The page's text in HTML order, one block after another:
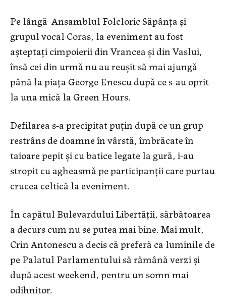
Pe lângă Ansamblul Folcloric Săpânţa şi
grupul vocal Coras, la eveniment au fost
aşteptaţi cimpoierii din Vrancea şi din Vaslui,
însă cei din urmă nu au reuşit să mai ajungă
până la piaţa George Enescu după ce s-au oprit
la una mică la Green Hours.
Defilarea s-a precipitat puțin după ce un grup
restrâns de doamne în vârstă, îmbrăcate în
taioare pepit şi cu batice legate la gură, i-au
stropit cu agheasmă pe participanții care purtau
crucea celtică la eveniment.
În capătul Bulevardului Libertății, sărbătoarea
a decurs cum nu se putea mai bine. Mai mult,
Crin Antonescu a decis că preferă ca luminile de
pe Palatul Parlamentului să rămână verzi și
după acest weekend, pentru un somn mai
odihnitor.